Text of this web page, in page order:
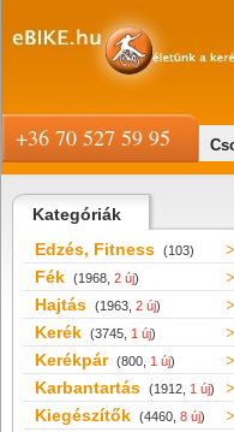
Kategóriák
Edzés, Fitness (103)
Fék (1968, 2 új)
Hajtás (1963, 2 új)
Kerék (3745, 1 új)
Kerékpár (800, 1 új)
Karbantartás (1912, 1 új)
Kiegészítők (4460, 8 új)
+36 70 527 59 95